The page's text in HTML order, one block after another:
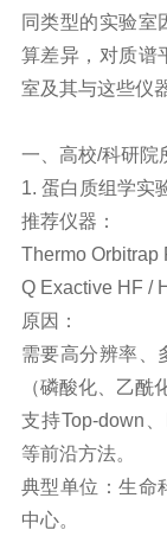
同类型的实验室
算差异，对质谱
室及其与这些仪
一、高校/科研院
1. 蛋白质组学实
推荐仪器：
Thermo Orbitrap
Q Exactive HF /
原因：
需要高分辨率、
（磷酸化、乙酰
支持Top-down
等前沿方法。
典型单位：生命
中心。